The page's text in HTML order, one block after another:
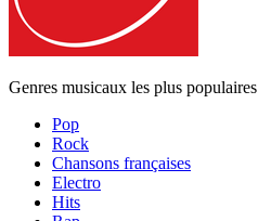
Genres musicaux les plus populaires
Pop
Rock
Chansons françaises
Electro
Hits